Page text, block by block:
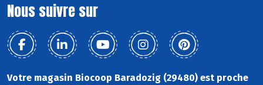
Nous suivre sur
Votre magasin Biocoop Baradozig (29480) est proche